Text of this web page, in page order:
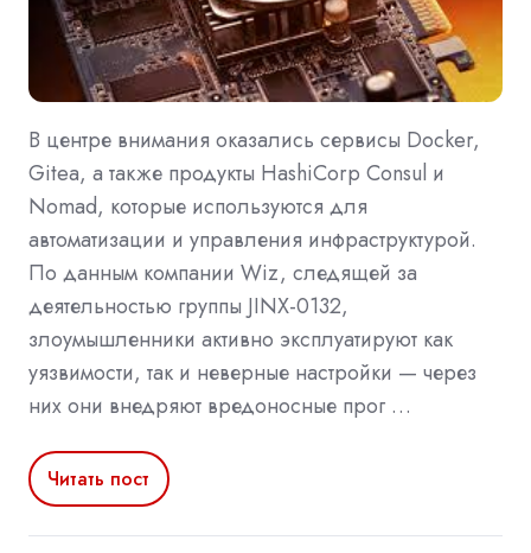
В центре внимания оказались сервисы Docker,
Gitea, а также продукты HashiCorp Consul и
Nomad, которые используются для
автоматизации и управления инфраструктурой.
По данным компании Wiz, следящей за
деятельностью группы JINX-0132,
злоумышленники активно эксплуатируют как
уязвимости, так и неверные настройки — через
них они внедряют вредоносные прог …
Читать пост